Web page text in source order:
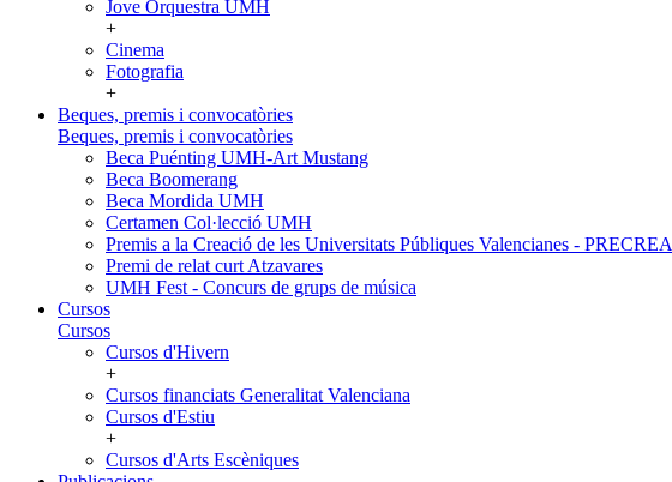
Jove Orquestra UMH
+
Cinema
Fotografia
+
Beques, premis i convocatòries
Beques, premis i convocatòries
Beca Puénting UMH-Art Mustang
Beca Boomerang
Beca Mordida UMH
Certamen Col·lecció UMH
Premis a la Creació de les Universitats Públiques Valencianes - PRECREA
Premi de relat curt Atzavares
UMH Fest - Concurs de grups de música
Cursos
Cursos
Cursos d'Hivern
+
Cursos financiats Generalitat Valenciana
Cursos d'Estiu
+
Cursos d'Arts Escèniques